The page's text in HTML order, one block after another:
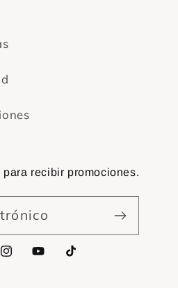
recibir promociones.
InstagramYouTubeTikTok